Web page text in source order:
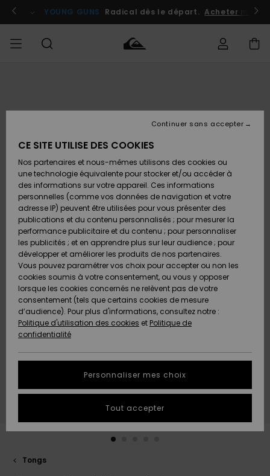
l'information
le
Se connecter / s'inscrire
YOUNG GUNS Radical dès le départ. Acheter
Chaussures
& Tongs
Surf
Snow
Nouveautés
A
Découvrir
Chaussures
& Tongs
Surf
Snow
Nouveautés
A
Découvrir
FEMME
A
Découvrir
Snow
SURF
Surf
Shop
Enfant
Highlights
Communauté
SNOW
Snow
Shop
Enfant
Snow
Shop
Femme
A
Découvrir
Communauté
OUTLET
Enfant
Outlet
Femme
AIDE &
CONTACT
Retours
Paiement
Carte
Cadeau
Quiksilver
Freedom
Protection
des
tailles
conversation
MAGASINS
QUIKSILVER
Tongs
CE SITE UTILISE DES COOKIES
Nos partenaires et nous-mêmes utilisons des cookies ou
une technologie équivalente pour stocker et/ou accéder à
des informations sur votre appareil. Ces informations
personnelles (comme vos données de navigation et votre
adresse IP) peuvent être utilisées pour vous présenter des
publications et du contenu personnalisés ; pour mesurer la
performance publicitaire et du contenu ; pour personnaliser
les publicités ; et en apprendre plus sur leur audience ; pour
développer et améliorer les produits de nos partenaires.
Vous pouvez paramétrer vos choix pour accepter ou non les
cookies soumis à votre consentement, ou vous y opposer
lorsque les cookies concernés ne relèvent pas de votre
consentement (tels que certains cookies de mesure
d’audience). Pour plus d'informations, consultez notre :
Politique d'utilisation des cookies et Politique de
confidentialité
Personnaliser mes choix
Continuer sans accepter
Tout accepter